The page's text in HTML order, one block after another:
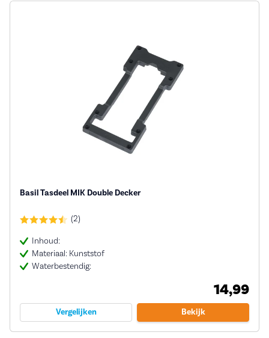
Basil Tasdeel MIK Double Decker
(2)
Inhoud:
Materiaal: Kunststof
Waterbestendig:
14,99
Vergelijken Bekijk